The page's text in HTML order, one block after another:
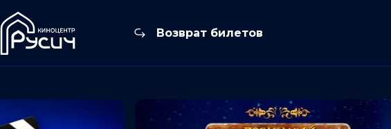
Возврат билетов